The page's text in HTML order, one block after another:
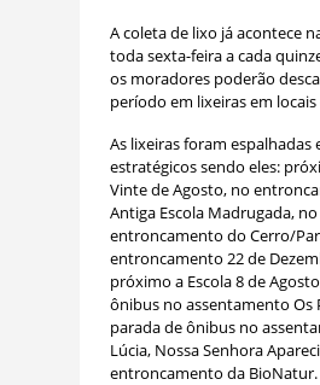
A coleta de lixo já acontece
toda sexta-feira a cada
os moradores poderão
período em lixeiras em
As lixeiras foram espalhadas
estratégicos sendo eles:
Vinte de Agosto, no
Antiga Escola Madrugada, no
entroncamento do Cerro/
entroncamento 22 de
próximo a Escola 8 de
ônibus no assentamento Os
parada de ônibus no
Lúcia, Nossa Senhora
entroncamento da BioNatur.